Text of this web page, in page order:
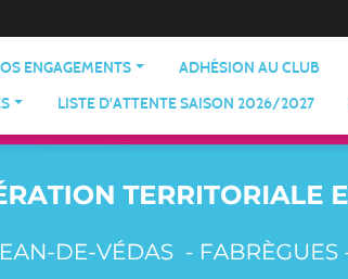
ENGAGEMENTS ADHÉSION AU CLUB
LISTE D'ATTENTE SAISON 2026/2027